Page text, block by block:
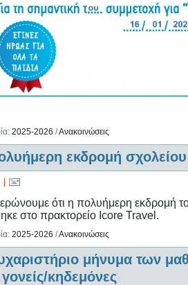
2025-2026 /Ανακοινώσεις
εκδρομή σχολείου
ότι η πολυήμερη εκδρομή
στο πρακτορείο Icore Travel.
2025-2026 /Ανακοινώσεις
μήνυμα των
κηδεμόνες